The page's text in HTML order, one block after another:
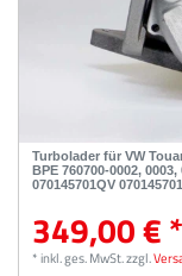
Turbolader für VW
BPE 760700-0002,
070145701QV
349,00 € *
*inkl. ges. MwSt.zzgl.